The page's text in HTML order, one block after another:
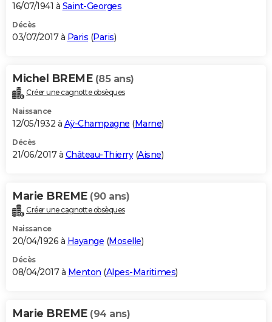
16/07/1941 à Saint-Georges
Décès
03/07/2017 à Paris (Paris)
Michel BREME (85 ans)
Créer une cagnotte obsèques
Naissance
12/05/1932 à Aÿ-Champagne (Marne)
Décès
21/06/2017 à Château-Thierry(Aisne)
Marie BREME (90 ans)
Créer une cagnotte obsèques
Naissance
20/04/1926 à Hayange (Moselle)
Décès
08/04/2017 à Menton (Alpes-Maritimes)
Marie BREME (94 ans)